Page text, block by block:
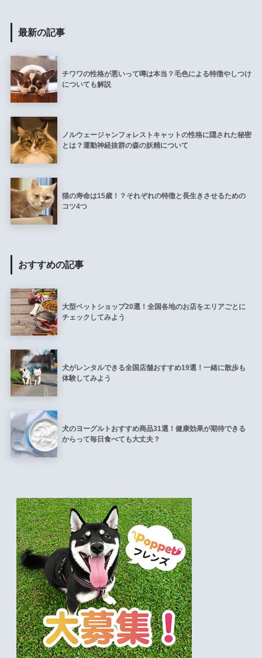
最新の記事
チワワの性格が悪いって噂は本当？毛色による特徴やしつけ
についても解説
ノルウェージャンフォレストキャットの性格に隠された秘密
とは？運動神経抜群の森の妖精について
猫の寿命は15歳！？それぞれの特徴と長生きさせるための
コツ4つ
おすすめの記事
大型ペットショップ20選！全国各地のお店をエリアごとに
チェックしてみよう
犬がレンタルできる全国店舗おすすめ19選！一緒に散歩も
体験してみよう
犬のヨーグルトおすすめ商品31選！健康効果が期待できる
からって毎日食べても大丈夫？